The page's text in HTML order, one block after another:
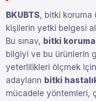
BKUBTS, bitki koruma
kişilerin yetki belgesi
Bu sınav, bitki
bilgiyi ve bu ürünlerin
yeterlilikleri ölçmek
adayların bitki
mücadele yöntemleri,